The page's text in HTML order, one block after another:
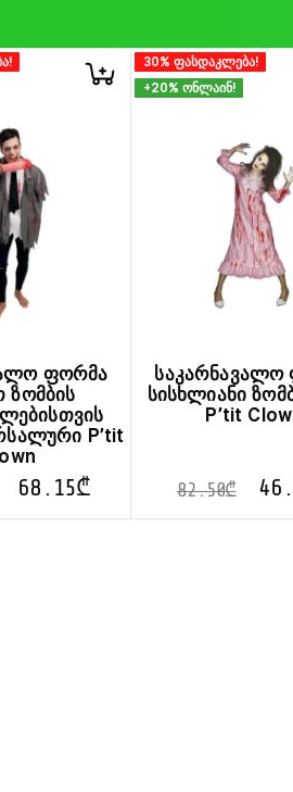
ფორმა
P’tit
68.15₾
30% ფასდაკლება!
+20% ონლაინ!
სისხლიანი
P’tit
82.50₾